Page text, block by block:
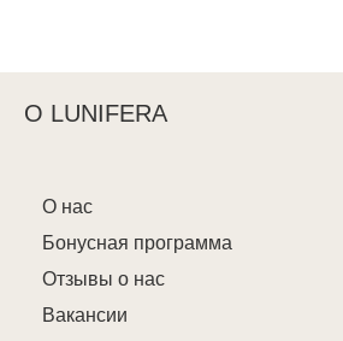
О LUNIFERA
О нас
Бонусная программа
Отзывы о нас
Вакансии